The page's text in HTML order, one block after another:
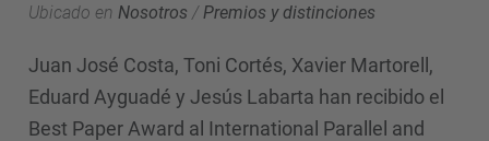
Ubicado en Nosotros / Premios y distinciones
Juan José Costa, Toni Cortés, Xavier Martorell,
Eduard Ayguadé y Jesús Labarta han recibido el
Best Paper Award al International Parallel and